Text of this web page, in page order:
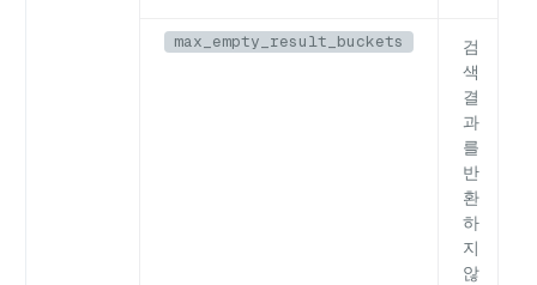
max_empty_result_buckets
검
색
결
과
를
반
환
하
지
않